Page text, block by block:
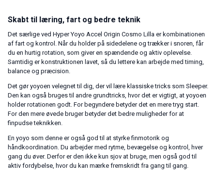
Skabt til læring, fart og bedre teknik
Det særlige ved Hyper Yoyo Accel Origin Cosmo Lilla er kombinationen
af fart og kontrol. Når du holder på sidedelene og trækker i snoren, får
du en hurtig rotation, som giver en spændende og aktiv oplevelse.
Samtidig er konstruktionen lavet, så du lettere kan arbejde med timing,
balance og præcision.
Det gør yoyoen velegnet til dig, der vil lære klassiske tricks som Sleeper.
Den kan også bruges til andre grundtricks, hvor det er vigtigt, at yoyoen
holder rotationen godt. For begyndere betyder det en mere tryg start.
For den mere øvede bruger betyder det bedre muligheder for at
finpudse teknikken.
En yoyo som denne er også god til at styrke finmotorik og
håndkoordination. Du arbejder med rytme, bevægelse og kontrol, hver
gang du øver. Derfor er den ikke kun sjov at bruge, men også god til
aktiv fordybelse, hvor du kan mærke fremskridt fra gang til gang.